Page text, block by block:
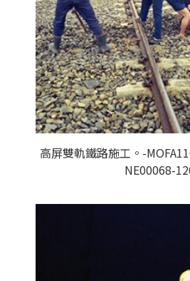
高屏雙軌鐵路施工。-
NE00068-